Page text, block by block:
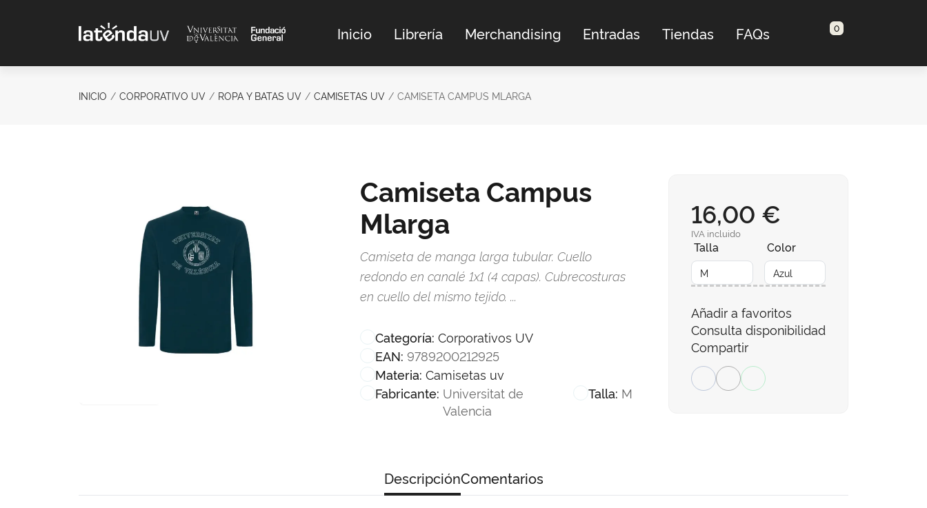
Inicio Librería Merchandising Entradas Tiendas FAQs 0
INICIO CORPORATIVO UV ROPA Y BATAS UV CAMISETAS UV CAMISETA CAMPUS MLARGA
Camiseta Campus
Mlarga
Camiseta de manga larga tubular. Cuello
redondo en canalé 1x1 (4 capas). Cubrecosturas
en cuello del mismo tejido. ...
Categoría: Corporativos UV
EAN: 9789200212925
Materia: Camisetas uv
Fabricante: Universitat de
Valencia
Talla: M
16,00 €
IVA incluido
Talla Color
Añadir a favoritos
Consulta disponibilidad
Compartir
DescripciónComentarios